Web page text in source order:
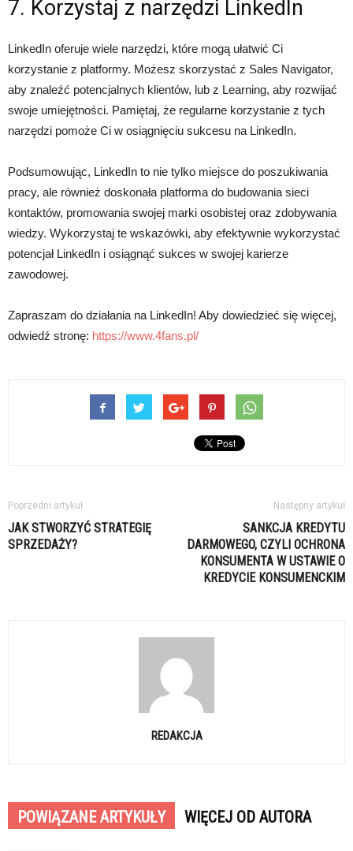
7. Korzystaj z narzędzi LinkedIn
LinkedIn oferuje wiele narzędzi, które mogą ułatwić Ci
korzystanie z platformy. Możesz skorzystać z Sales Navigator,
aby znaleźć potencjalnych klientów, lub z Learning, aby rozwijać
swoje umiejętności. Pamiętaj, że regularne korzystanie z tych
narzędzi pomoże Ci w osiągnięciu sukcesu na LinkedIn.
Podsumowując, LinkedIn to nie tylko miejsce do poszukiwania
pracy, ale również doskonała platforma do budowania sieci
kontaktów, promowania swojej marki osobistej oraz zdobywania
wiedzy. Wykorzystaj te wskazówki, aby efektywnie wykorzystać
potencjał LinkedIn i osiągnąć sukces w swojej karierze
zawodowej.
Zapraszam do działania na LinkedIn! Aby dowiedzieć się więcej,
odwiedź stronę: https://www.4fans.pl/
Poprzedni artykuł
JAK STWORZYĆ STRATEGIĘ
SPRZEDAŻY?
Następny artykuł
SANKCJA KREDYTU
DARMOWEGO, CZYLI OCHRONA
KONSUMENTA W USTAWIE O
KREDYCIE KONSUMENCKIM
REDAKCJA
POWIĄZANE ARTYKUŁY WIĘCEJ OD AUTORA